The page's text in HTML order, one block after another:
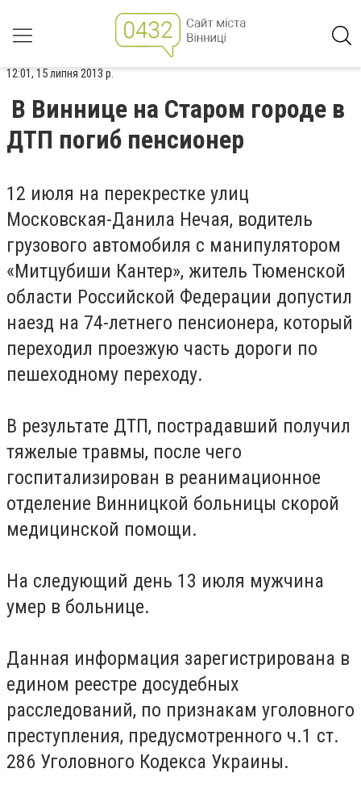
12:01, 15 липня 2013 р.
В Виннице на Старом городе в
ДТП погиб пенсионер
12 июля на перекрестке улиц
Московская-Данила Нечая, водитель
грузового автомобиля с манипулятором
«Митцубиши Кантер», житель Тюменской
области Российской Федерации допустил
наезд на 74-летнего пенсионера, который
переходил проезжую часть дороги по
пешеходному переходу.
В результате ДТП, пострадавший получил
тяжелые травмы, после чего
госпитализирован в реанимационное
отделение Винницкой больницы скорой
медицинской помощи.
На следующий день 13 июля мужчина
умер в больнице.
Данная информация зарегистрирована в
едином реестре досудебных
расследований, по признакам уголовного
преступления, предусмотренного ч.1 ст.
286 Уголовного Кодекса Украины.